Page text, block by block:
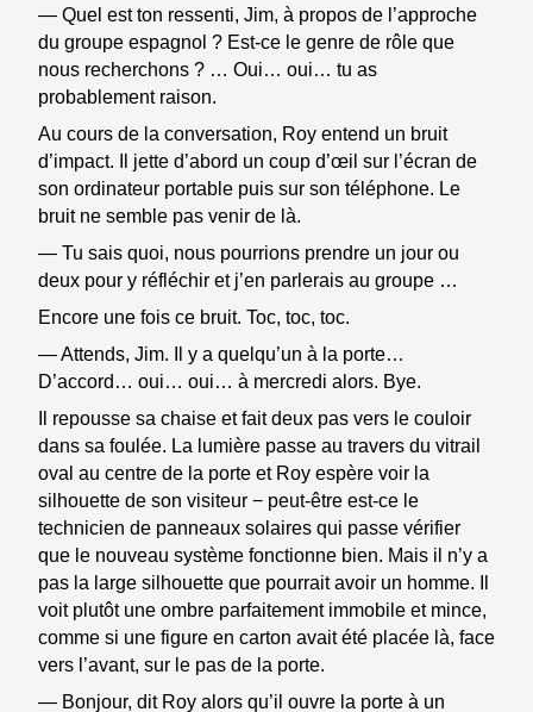
— Quel est ton ressenti, Jim, à propos de l’approche
du groupe espagnol ? Est-ce le genre de rôle que
nous recherchons ? … Oui… oui… tu as
probablement raison.
Au cours de la conversation, Roy entend un bruit
d’impact. Il jette d’abord un coup d’œil sur l’écran de
son ordinateur portable puis sur son téléphone. Le
bruit ne semble pas venir de là.
— Tu sais quoi, nous pourrions prendre un jour ou
deux pour y réfléchir et j’en parlerais au groupe …
Encore une fois ce bruit. Toc, toc, toc.
— Attends, Jim. Il y a quelqu’un à la porte…
D’accord… oui… oui… à mercredi alors. Bye.
Il repousse sa chaise et fait deux pas vers le couloir
dans sa foulée. La lumière passe au travers du vitrail
oval au centre de la porte et Roy espère voir la
silhouette de son visiteur − peut-être est-ce le
technicien de panneaux solaires qui passe vérifier
que le nouveau système fonctionne bien. Mais il n’y a
pas la large silhouette que pourrait avoir un homme. Il
voit plutôt une ombre parfaitement immobile et mince,
comme si une figure en carton avait été placée là, face
vers l’avant, sur le pas de la porte.
— Bonjour, dit Roy alors qu’il ouvre la porte à un